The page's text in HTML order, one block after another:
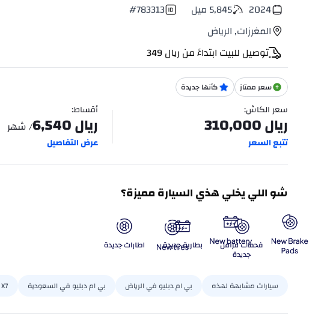
2024
5,845 ميل #783313
المغرزات,الرياض
توصيل للبيت ابتداءً من ريال349
سعر ممتاز كأنها جديدة
سعر الكاش:
ريال310,000
تتبع السعر
أقساط:
ريال6,540/ شهر
عرض التفاصيل
شو اللي يخلي هذي السيارة مميزة؟
سيارات مشابهة لهذه بي ام دبليو في الرياض بي ام دبليو في السعودية X7 في الرياض